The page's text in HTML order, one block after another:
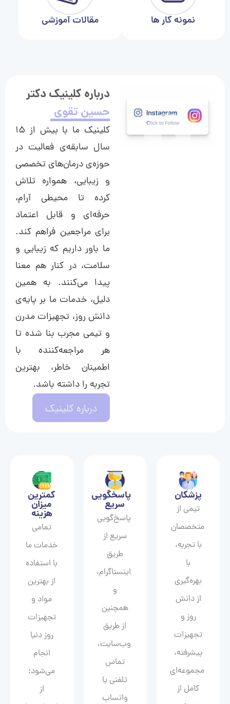
نمونه کار ها مقالات آموزشی
درباره کلینیک دکتر
حسین تقوی
کلینیک ما با بیش از ۱۵
سال سابقه‌ی فعالیت در
حوزه‌ی درمان‌های تخصصی
و زیبایی، همواره تلاش
کرده تا محیطی آرام،
حرفه‌ای و قابل اعتماد
برای مراجعین فراهم کند.
ما باور داریم که زیبایی و
سلامت، در کنار هم معنا
پیدا می‌کنند. به همین
دلیل، خدمات ما بر پایه‌ی
دانش روز، تجهیزات مدرن
و تیمی مجرب بنا شده تا
هر مراجعه‌کننده با
اطمینان خاطر، بهترین
تجربه را داشته باشد.
درباره کلینیک
پزشکان
تیمی از
متخصصان
با تجربه،
با
بهره‌گیری
از دانش
روز و
تجهیزات
پیشرفته،
مجموعه‌ای
کامل از
پاسخگویی
سریع
پاسخ‌گویی
سریع از
طریق
اینستاگرام،
و
همچنین
از طریق
وب‌سایت،
تماس
تلفنی یا
واتساپ
کمترین
میزان
هزینه
تمامی
خدمات ما
با استفاده
از بهترین
مواد و
تجهیزات
روز دنیا
انجام
می‌شود؛
از